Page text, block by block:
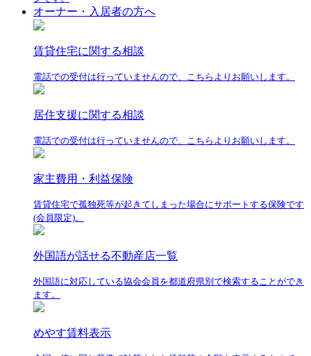
オーナー・入居者の方へ
賃貸住宅に関する相談
電話での受付は行っていませんので、こちらよりお願いします。
居住支援に関する相談
電話での受付は行っていませんので、こちらよりお願いします。
家主費用・利益保険
賃貸住宅で孤独死等が起きてしまった場合にサポートする保険です
(会員限定)。
外国語が話せる不動産店一覧
外国語に対応している協会会員を都道府県別で検索することができ
ます。
めやす賃料表示